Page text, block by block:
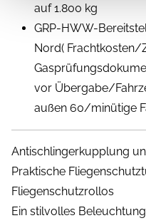
auf 1.800 kg
GRP-HWW-
Nord(
vor Übergabe/
außen 60/minütige
Antischlingerkupplung
Praktische
Fliegenschutzrollos
Ein stilvolles